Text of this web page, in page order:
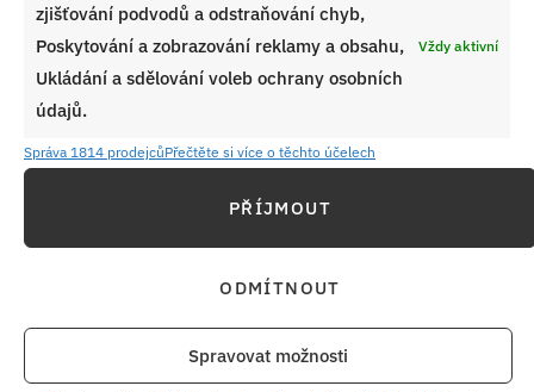
zjišťování podvodů a odstraňování chyb,
Poskytování a zobrazování reklamy a obsahu,
Ukládání a sdělování voleb ochrany osobních
údajů.
Vždy aktivní
Správa 1814 prodejcůPřečtěte si více o těchto účelech
PŘÍJMOUT
ODMÍTNOUT
Spravovat možnosti
Hrnkové nebeské meďáky v čokoládě
– ke kafíčku, na sváteční stůl nebo